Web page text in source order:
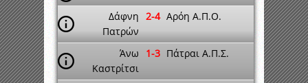
Δάφνη
Πατρών
2-4 Αρόη Α.Π.Ο.
Άνω
Καστρίτσι
1-3 Πάτραι Α.Π.Σ.